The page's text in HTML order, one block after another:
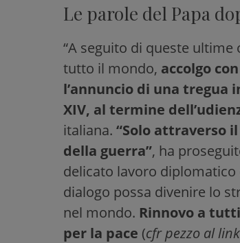
Le parole del Papa
“A seguito di queste
tutto il mondo, accolgo
l’annuncio di una tregua
XIV, al termine
italiana. “Solo attraverso
della guerra”, ha
delicato lavoro
dialogo possa divenire lo
nel mondo. Rinnovo a
per la pace (cfr pezzo al